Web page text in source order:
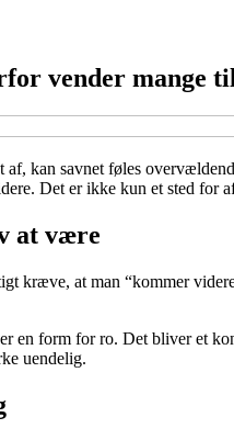
vender mange
af, kan savnet føles
Det er ikke kun et sted for
at være
kræve, at man “kommer
en form for ro. Det bliver et
uendelig.